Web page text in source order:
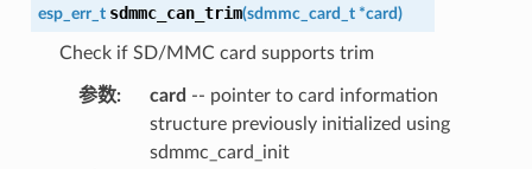
esp_err_t sdmmc_can_trim(sdmmc_card_t *card)
Check if SD/MMC card supports trim
参数: card -- pointer to card information
structure previously initialized using
sdmmc_card_init